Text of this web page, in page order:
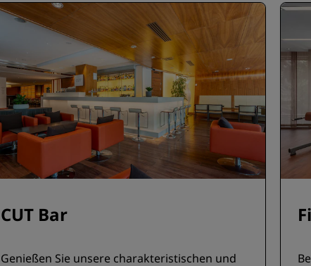
CUT Bar
Genießen Sie unsere charakteristischen und